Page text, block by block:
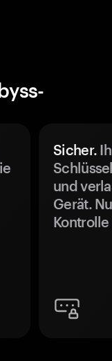
Sicher.
und
Gerät.